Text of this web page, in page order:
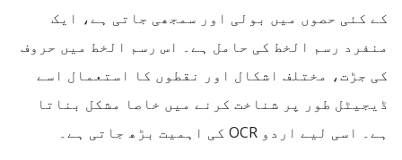
کے کئی حصوں میں بولی اور سمجھی جاتی ہے، ایک
منفرد رسم الخط کی حامل ہے۔ اس رسم الخط میں حروف
کی جڑت، مختلف اشکال اور نقطوں کا استعمال اسے
ڈیجیٹل طور پر شناخت کرنے میں خاصا مشکل بناتا
ہے۔ اسی لیے اردو OCR کی اہمیت بڑھ جاتی ہے۔